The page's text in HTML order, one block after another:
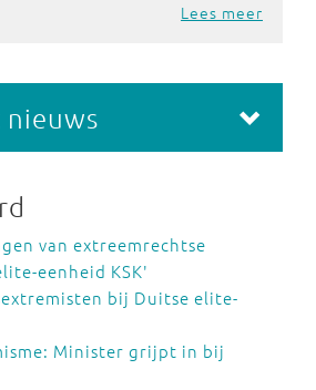
Lees meer
nieuws
van extreemrechtse
eenheid KSK'
bij Duitse elite-
Minister grijpt in bij